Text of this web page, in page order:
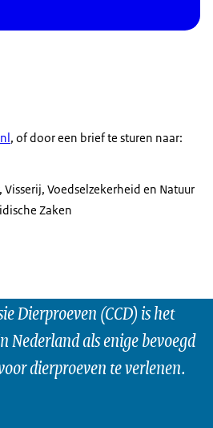
, of door een brief te sturen naar:
Voedselzekerheid en Natuur
Zaken
Dierproeven (CCD) is het
Nederland als enige bevoegd
dierproeven te verlenen.